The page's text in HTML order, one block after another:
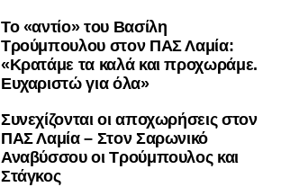
Το «αντίο» του Βασίλη
Τρούμπουλου στον ΠΑΣ Λαμία:
«Κρατάμε τα καλά και προχωράμε.
Ευχαριστώ για όλα»
Συνεχίζονται οι αποχωρήσεις στον
ΠΑΣ Λαμία – Στον Σαρωνικό
Αναβύσσου οι Τρούμπουλος και
Στάγκος